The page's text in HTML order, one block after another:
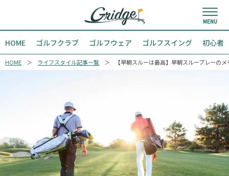
HOME ゴルフクラブ ゴルフウェア ゴルフスイング 初心者
HOME ライフスタイル記事一覧 【早朝スルーは最高】早朝スループレーの